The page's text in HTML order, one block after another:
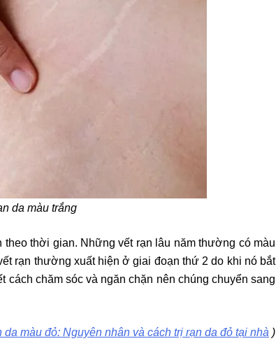
da màu trắng
thời gian. Những vết rạn lâu năm thường có màu
rạn thường xuất hiện ở giai đoạn thứ 2 do khi nó bắt
cách chăm sóc và ngăn chặn nên chúng chuyển sang
da màu đỏ: Nguyên nhân và cách trị rạn da đỏ tại nhà )